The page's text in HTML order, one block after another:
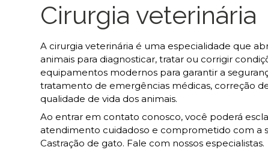
Cirurgia veterinária
A cirurgia veterinária é uma especialidade que
animais para diagnosticar, tratar ou corrigir
equipamentos modernos para garantir a
tratamento de emergências médicas, correção
qualidade de vida dos animais.
Ao entrar em contato conosco, você poderá
atendimento cuidadoso e comprometido com a
Castração de gato. Fale com nossos especialistas.